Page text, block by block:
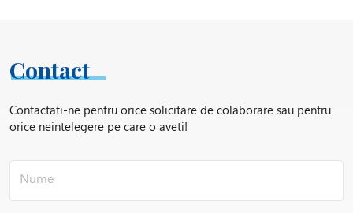
Contact
Contactati-ne pentru orice solicitare de colaborare sau pentru
orice neintelegere pe care o aveti!